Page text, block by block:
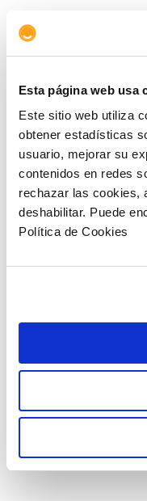
Esta página web usa
Este sitio web utiliza
obtener estadísticas
usuario, mejorar su
contenidos en redes
rechazar las cookies,
deshabilitar. Puede
Política de Cookies
El sector
cerca del 42%
sistema
valoración
rivaliza en